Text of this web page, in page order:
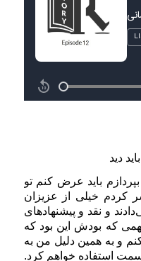
دید
باید عرض کنم تو
کردم خیلی از عزیزان
و نقد و پیشنهادهای
که بودش این بود که
و به همین دلیل من به
استفاده خواهم کرد.